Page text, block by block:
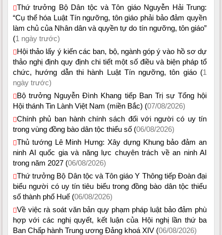
Thứ trưởng Bộ Dân tộc và Tôn giáo Nguyễn Hải Trung:
“Cụ thể hóa Luật Tín ngưỡng, tôn giáo phải bảo đảm quyền
làm chủ của Nhân dân và quyền tự do tín ngưỡng, tôn giáo”
(1 ngày trước)
Hội thảo lấy ý kiến các ban, bộ, ngành góp ý vào hồ sơ dự
thảo nghị định quy định chi tiết một số điều và biện pháp tổ
chức, hướng dẫn thi hành Luật Tín ngưỡng, tôn giáo (1
ngày trước)
Bộ trưởng Nguyễn Đình Khang tiếp Ban Trị sự Tổng hội
Hội thánh Tin Lành Việt Nam (miền Bắc) (07/08/2026)
Chính phủ ban hành chính sách đối với người có uy tín
trong vùng đồng bào dân tộc thiểu số (06/08/2026)
Thủ tướng Lê Minh Hưng: Xây dựng Khung bảo đảm an
ninh AI quốc gia và năng lực chuyên trách về an ninh AI
trong năm 2027 (06/08/2026)
Thứ trưởng Bộ Dân tộc và Tôn giáo Y Thông tiếp Đoàn đại
biểu người có uy tín tiêu biểu trong đồng bào dân tộc thiểu
số thành phố Huế (06/08/2026)
Về việc rà soát văn bản quy phạm pháp luật bảo đảm phù
hợp với các nghị quyết, kết luận của Hội nghị lần thứ ba
Ban Chấp hành Trung ương Đảng khoá XIV (06/08/2026)